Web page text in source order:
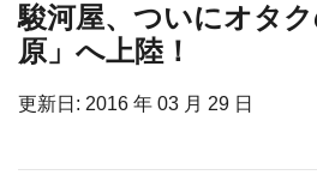
駿河屋、ついにオタ
原」へ上陸！
更新日: 2016 年 03 月 29 日